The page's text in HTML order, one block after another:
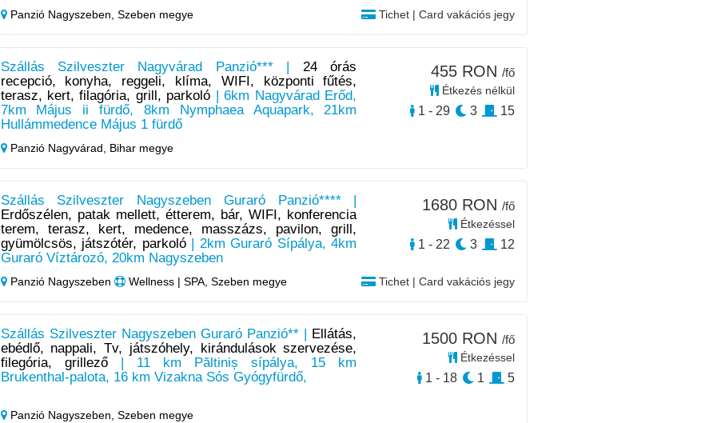
Panzió Nagyszeben, Szeben megye Tichet | Card vakációs jegy
Szállás Szilveszter Nagyvárad Panzió*** | 24 órás
recepció, konyha, reggeli, klíma, WIFI, központi fűtés,
terasz, kert, filagória, grill, parkoló | 6km Nagyvárad Erőd,
7km Május ii fürdő, 8km Nymphaea Aquapark, 21km
Hullámmedence Május 1 fürdő
Panzió Nagyvárad, Bihar megye
455 RON /fő
Étkezés nélkül
1 - 29 3 15
Szállás Szilveszter Nagyszeben Guraró Panzió**** |
Erdőszélen, patak mellett, étterem, bár, WIFI, konferencia
terem, terasz, kert, medence, masszázs, pavilon, grill,
gyümölcsös, játszótér, parkoló| 2km Guraró Sípálya, 4km
Guraró Víztározó, 20km Nagyszeben
Panzió Nagyszeben Wellness | SPA, Szeben megye Tichet | Card vakációs jegy
1680 RON /fő
Étkezéssel
1 - 22 3 12
Szállás Szilveszter Nagyszeben Guraró Panzió** |
Ellátás,
ebédlő, nappali, Tv, játszóhely, kirándulások szervezése,
filegória, grillező| 11 km Păltiniș sípálya, 15 km
Brukenthal-palota, 16 km Vizakna Sós Gyógyfürdő,
Panzió Nagyszeben, Szeben megye
1500 RON /fő
Étkezéssel
1 - 18 1 5